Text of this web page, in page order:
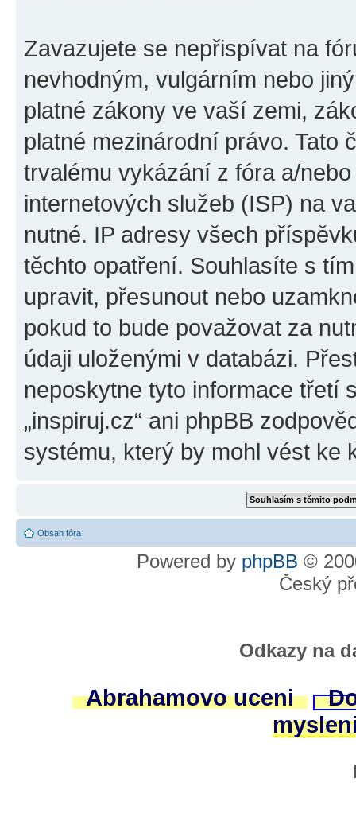
Zavazujete se nepřispívat na
nevhodným, vulgárním nebo
platné zákony ve vaší zemi,
platné mezinárodní právo. Tato
trvalému vykázání z fóra a/
internetových služeb (ISP) na
nutné. IP adresy všech
těchto opatření. Souhlasíte s
upravit, přesunout nebo
pokud to bude považovat za
údaji uloženými v databázi.
neposkytne tyto informace třetí
„inspiruj.cz“ ani phpBB
systému, který by mohl vést ke
Obsah fóra
Powered by phpBB ©
Český
Odkazy na
Abrahamovo uceni